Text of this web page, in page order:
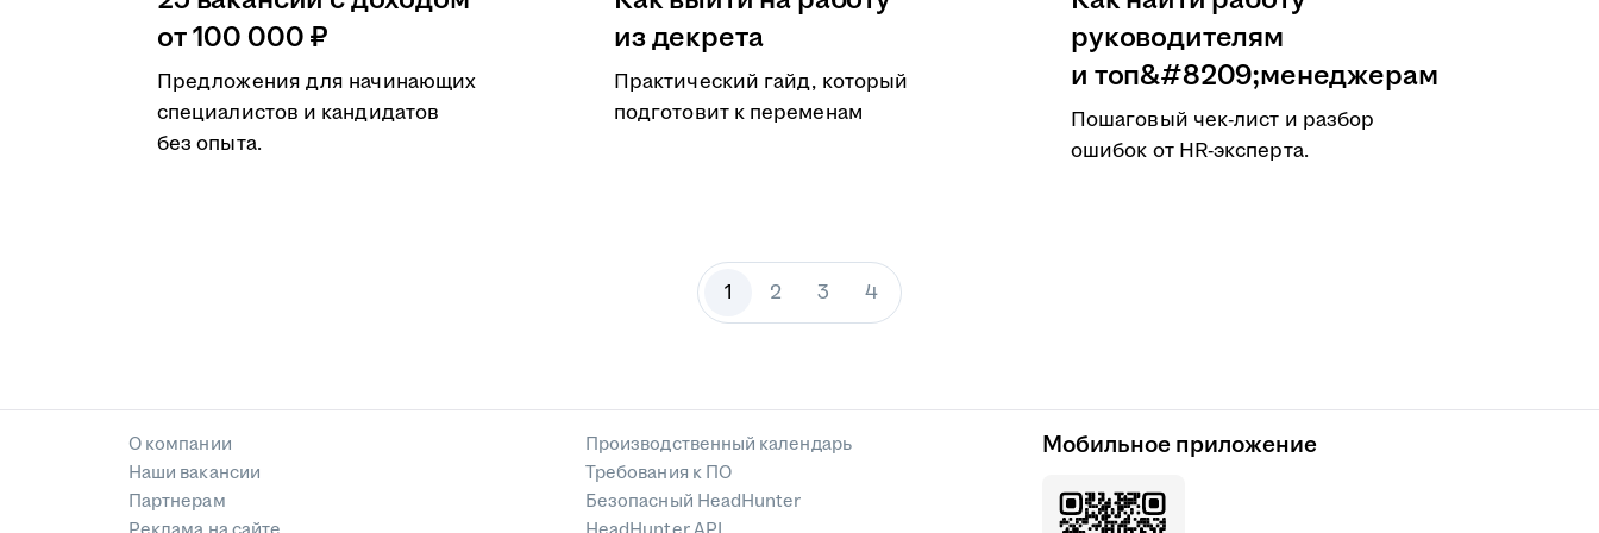
от 100 000 ₽
Предложения для начинающих
специалистов и кандидатов
без опыта.
из декрета
Практический гайд, который
подготовит к переменам
руководителям
и топ&#8209;менеджерам
Пошаговый чек-лист и разбор
ошибок от HR-эксперта.
1 2 3 4
О компании
Наши вакансии
Партнерам
Производственный календарь
Требования к ПО
Безопасный HeadHunter
Мобильное приложение